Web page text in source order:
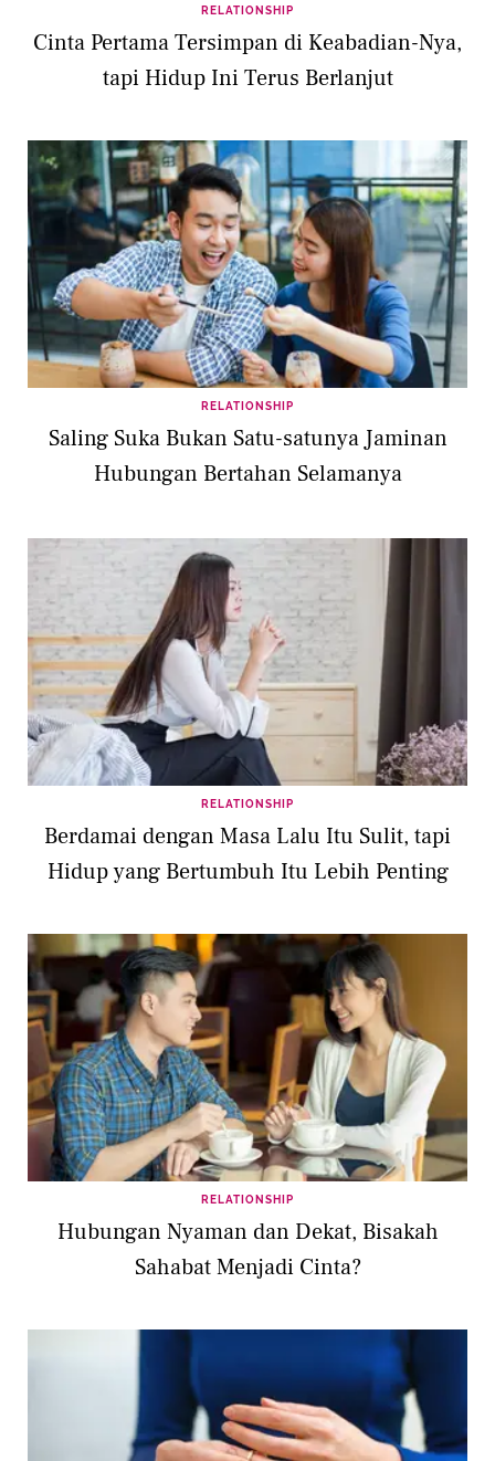
RELATIONSHIP
Cinta Pertama Tersimpan di Keabadian-Nya,
tapi Hidup Ini Terus Berlanjut
RELATIONSHIP
Saling Suka Bukan Satu-satunya Jaminan
Hubungan Bertahan Selamanya
RELATIONSHIP
Berdamai dengan Masa Lalu Itu Sulit, tapi
Hidup yang Bertumbuh Itu Lebih Penting
RELATIONSHIP
Hubungan Nyaman dan Dekat, Bisakah
Sahabat Menjadi Cinta?